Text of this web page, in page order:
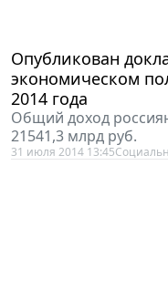
экономическом
2014 года
Общий доход
21541,3 млрд руб.
31 июля 2014 13:45